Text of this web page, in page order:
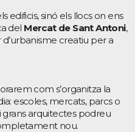
sinó els llocs on ens
del Mercat de Sant Antoni,
creatiu per a
com s’organitza la
escoles, mercats, parcs o
grans arquitectes podreu
nou.